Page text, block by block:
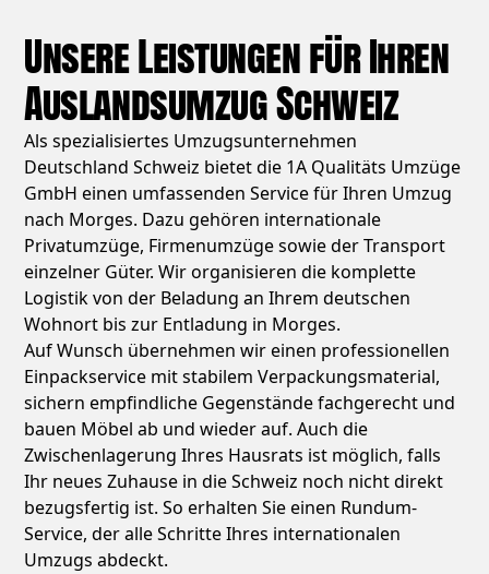
Unsere Leistungen für Ihren
Auslandsumzug Schweiz
Als spezialisiertes Umzugsunternehmen
Deutschland Schweiz bietet die 1A Qualitäts Umzüge
GmbH einen umfassenden Service für Ihren Umzug
nach Morges. Dazu gehören internationale
Privatumzüge, Firmenumzüge sowie der Transport
einzelner Güter. Wir organisieren die komplette
Logistik von der Beladung an Ihrem deutschen
Wohnort bis zur Entladung in Morges.
Auf Wunsch übernehmen wir einen professionellen
Einpackservice mit stabilem Verpackungsmaterial,
sichern empfindliche Gegenstände fachgerecht und
bauen Möbel ab und wieder auf. Auch die
Zwischenlagerung Ihres Hausrats ist möglich, falls
Ihr neues Zuhause in die Schweiz noch nicht direkt
bezugsfertig ist. So erhalten Sie einen Rundum-
Service, der alle Schritte Ihres internationalen
Umzugs abdeckt.